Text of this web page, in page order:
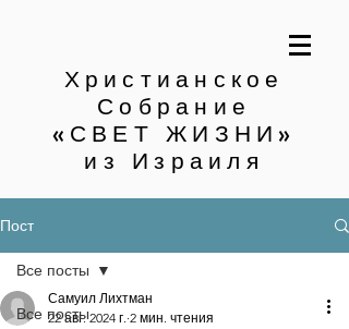
Христианское
Собрание
«СВЕТ ЖИЗНИ»
из Израиля
Пост
Все посты
Все посты
Самуил Лихтман
22 авг. 2024 г. 2 мин. чтения